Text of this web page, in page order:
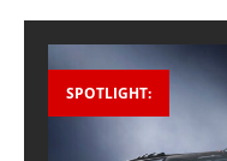
SPOTLIGHT: